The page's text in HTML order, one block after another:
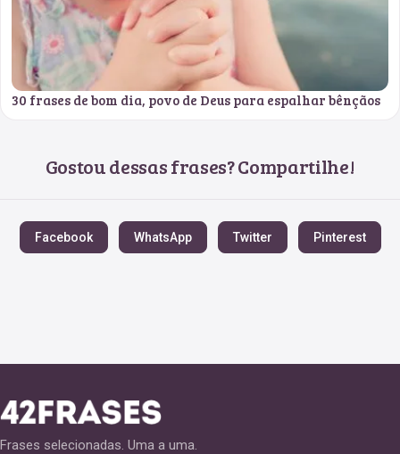
30 frases de bom dia, povo de Deus para espalhar bênçãos
Gostou dessas frases? Compartilhe!
Facebook WhatsApp Twitter Pinterest
Frases selecionadas. Uma a uma.